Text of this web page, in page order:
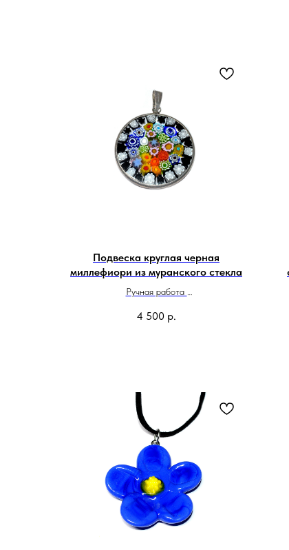
Подвеска круглая черная
миллефиори из муранского стекла
Ручная работа
4 500 р.